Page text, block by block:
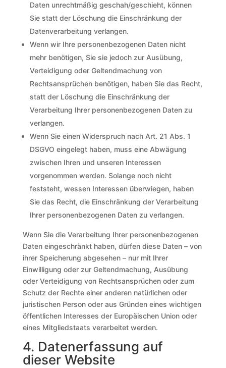
Daten unrechtmäßig geschah/geschieht, können
Sie statt der Löschung die Einschränkung der
Datenverarbeitung verlangen.
Wenn wir Ihre personenbezogenen Daten nicht
mehr benötigen, Sie sie jedoch zur Ausübung,
Verteidigung oder Geltendmachung von
Rechtsansprüchen benötigen, haben Sie das Recht,
statt der Löschung die Einschränkung der
Verarbeitung Ihrer personenbezogenen Daten zu
verlangen.
Wenn Sie einen Widerspruch nach Art. 21 Abs. 1
DSGVO eingelegt haben, muss eine Abwägung
zwischen Ihren und unseren Interessen
vorgenommen werden. Solange noch nicht
feststeht, wessen Interessen überwiegen, haben
Sie das Recht, die Einschränkung der Verarbeitung
Ihrer personenbezogenen Daten zu verlangen.
Wenn Sie die Verarbeitung Ihrer personenbezogenen
Daten eingeschränkt haben, dürfen diese Daten – von
ihrer Speicherung abgesehen – nur mit Ihrer
Einwilligung oder zur Geltendmachung, Ausübung
oder Verteidigung von Rechtsansprüchen oder zum
Schutz der Rechte einer anderen natürlichen oder
juristischen Person oder aus Gründen eines wichtigen
öffentlichen Interesses der Europäischen Union oder
eines Mitgliedstaats verarbeitet werden.
4. Datenerfassung auf
dieser Website